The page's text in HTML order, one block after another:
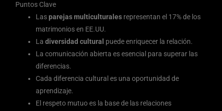
Puntos Clave
Lasparejas multiculturales representan el 17% de los
matrimonios en EE.UU.
Ladiversidad cultural puede enriquecer la relación.
La comunicación abierta es esencial para superar las
diferencias.
Cada diferencia cultural es una oportunidad de
aprendizaje.
El respeto mutuo es la base de las relaciones